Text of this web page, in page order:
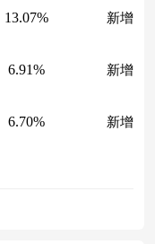
13.07% 新增
6.91% 新增
6.70% 新增